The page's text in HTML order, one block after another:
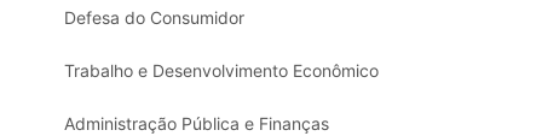
Defesa do Consumidor
Trabalho e Desenvolvimento Econômico
Administração Pública e Finanças